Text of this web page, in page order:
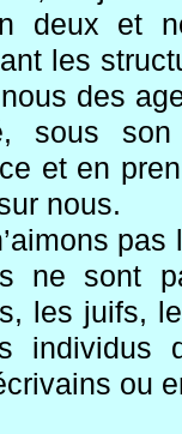
deux et
les
des
sous
et en
nous.
ne sont
les juifs,
individus
ou